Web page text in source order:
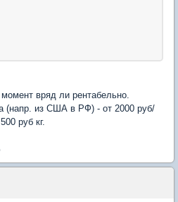
вряд ли рентабельно.
(напр. из США в РФ) - от 2000 руб/
руб кг.